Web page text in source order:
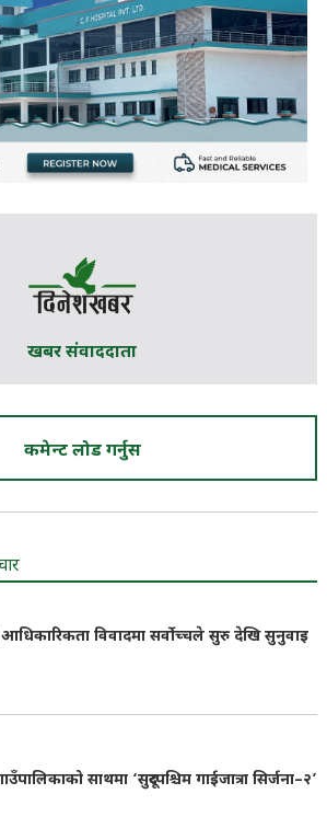
खबर संवाददाता
कमेन्ट लोड गर्नुस
विवादमा सर्वोच्चले सुरु देखि सुनुवाइ
साथमा ‘सुदूरपश्चिम गाईजात्रा सिर्जना–२’